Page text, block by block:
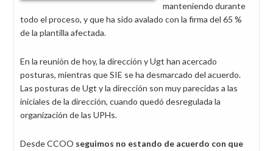
manteniendo durante
todo el proceso, y que ha sido avalado con la firma del 65 %
de la plantilla afectada.
En la reunión de hoy, la dirección y Ugt han acercado
posturas, mientras que SIE se ha desmarcado del acuerdo.
Las posturas de Ugt y la dirección son muy parecidas a las
iniciales de la dirección, cuando quedó desregulada la
organización de las UPHs.
Desde CCOO seguimos no estando de acuerdo con que